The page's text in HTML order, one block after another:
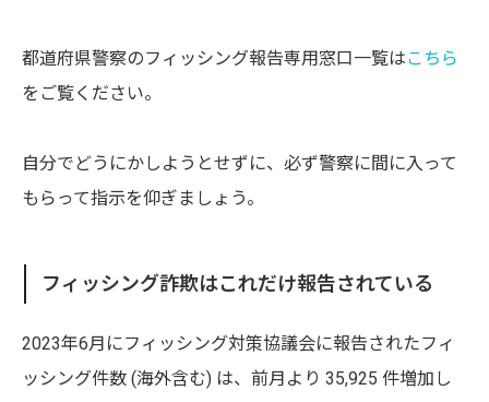
都道府県警察のフィッシング報告専用窓口一覧はこちら
をご覧ください。
自分でどうにかしようとせずに、必ず警察に間に入って
もらって指示を仰ぎましょう。
フィッシング詐欺はこれだけ報告されている
2023年6月にフィッシング対策協議会に報告されたフィ
ッシング件数 (海外含む) は、前月より 35,925 件増加し